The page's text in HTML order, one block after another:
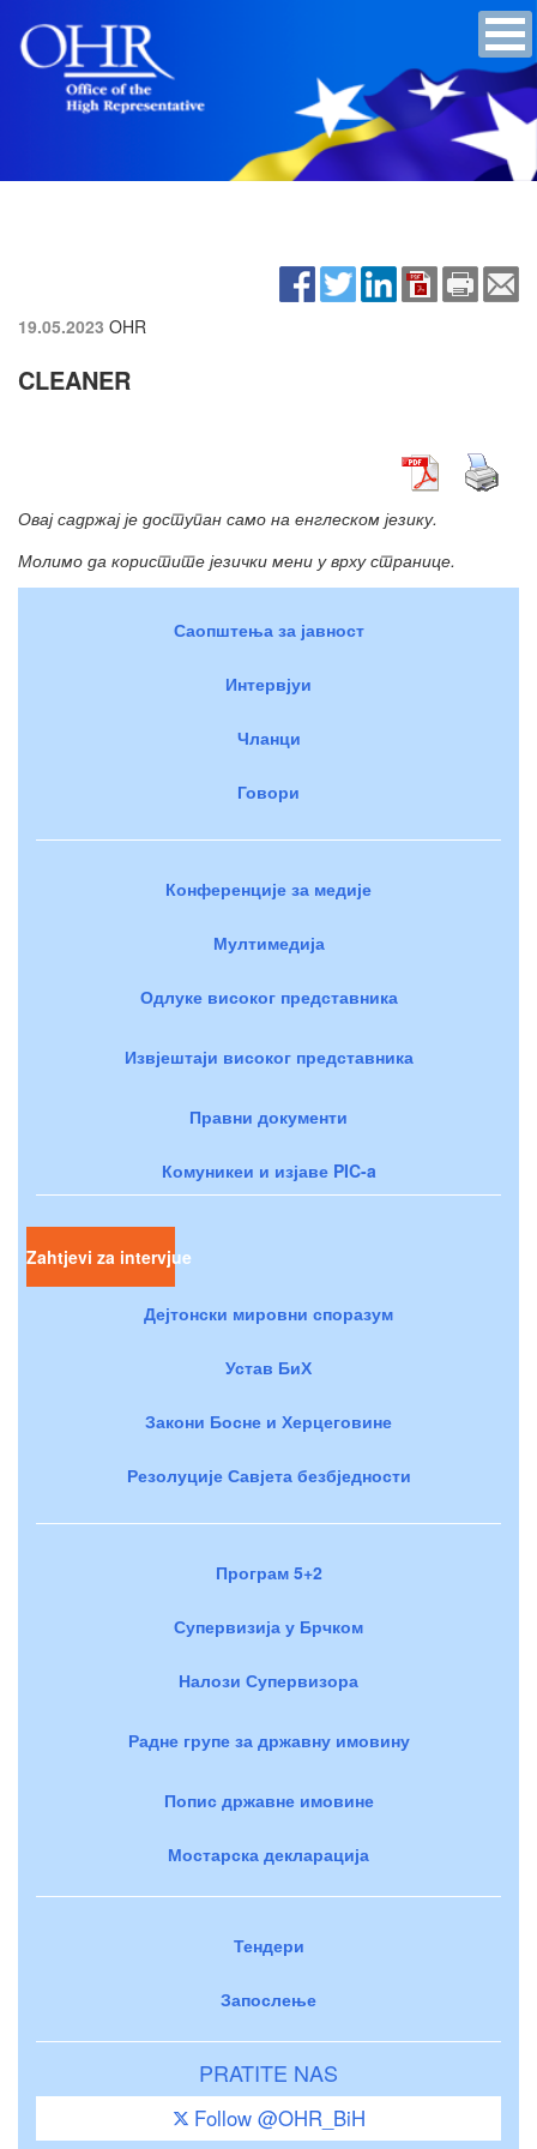
19.05.2023 OHR
CLEANER
Овај садржај је доступан само на енглеском језику.
Молимо да користите језички мени у врху странице.
Саопштења за јавност
Интервјуи
Чланци
Говори
Конференције за медије
Мултимедија
Одлуке високог представника
Извјештаји високог представника
Правни документи
Комуникеи и изјаве PIC-a
Zahtjevi za intervjue
Дејтонски мировни споразум
Устав БиХ
Закони Босне и Херцеговине
Резолуције Савјета безбједности
Програм 5+2
Супервизија у Брчком
Налози Супервизора
Радне групе за државну имовину
Попис државне имовине
Мостарска декларација
Тендери
Запослење
PRATITE NAS
Follow @OHR_BiH